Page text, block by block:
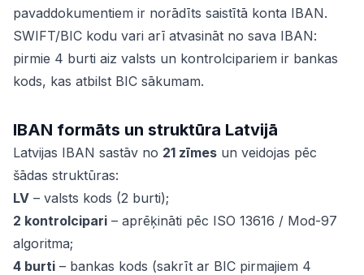
pavaddokumentiem ir norādīts saistītā konta IBAN.
SWIFT/BIC kodu vari arī atvasināt no sava IBAN:
pirmie 4 burti aiz valsts un kontrolcipariem ir bankas
kods, kas atbilst BIC sākumam.
IBAN formāts un struktūra Latvijā
Latvijas IBAN sastāv no 21 zīmes un veidojas pēc
šādas struktūras:
LV – valsts kods (2 burti);
2 kontrolcipari – aprēķināti pēc ISO 13616 / Mod-97
algoritma;
4 burti – bankas kods (sakrīt ar BIC pirmajiem 4